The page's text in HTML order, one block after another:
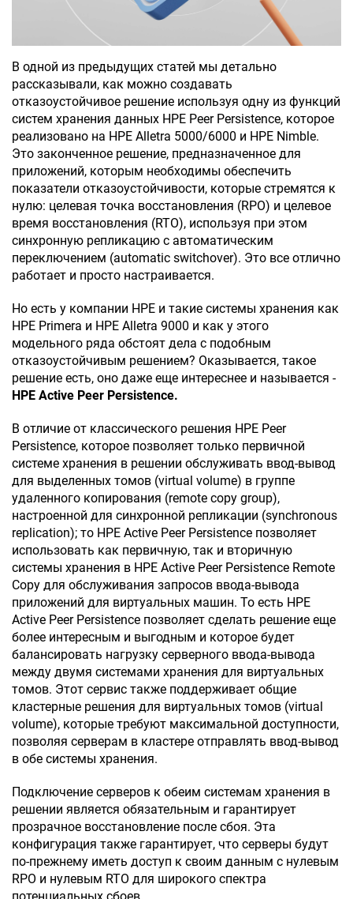
В одной из предыдущих статей мы детально
рассказывали, как можно создавать
отказоустойчивое решение используя одну из функций
систем хранения данных HPE Peer Persistence, которое
реализовано на HPE Alletra 5000/6000 и HPE Nimble.
Это законченное решение, предназначенное для
приложений, которым необходимы обеспечить
показатели отказоустойчивости, которые стремятся к
нулю: целевая точка восстановления (RPO) и целевое
время восстановления (RTO), используя при этом
синхронную репликацию с автоматическим
переключением (automatic switchover). Это все отлично
работает и просто настраивается.
Но есть у компании HPE и такие системы хранения как
HPE Primera и HPE Alletra 9000 и как у этого
модельного ряда обстоят дела с подобным
отказоустойчивым решением? Оказывается, такое
решение есть, оно даже еще интереснее и называется -
HPE Active Peer Persistence.
В отличие от классического решения HPE Peer
Persistence, которое позволяет только первичной
системе хранения в решении обслуживать ввод-вывод
для выделенных томов (virtual volume) в группе
удаленного копирования (remote copy group),
настроенной для синхронной репликации (synchronous
replication); то HPE Active Peer Persistence позволяет
использовать как первичную, так и вторичную
системы хранения в HPE Active Peer Persistence Remote
Copy для обслуживания запросов ввода-вывода
приложений для виртуальных машин. То есть HPE
Active Peer Persistence позволяет сделать решение еще
более интересным и выгодным и которое будет
балансировать нагрузку серверного ввода-вывода
между двумя системами хранения для виртуальных
томов. Этот сервис также поддерживает общие
кластерные решения для виртуальных томов (virtual
volume), которые требуют максимальной доступности,
позволяя серверам в кластере отправлять ввод-вывод
в обе системы хранения.
Подключение серверов к обеим системам хранения в
решении является обязательным и гарантирует
прозрачное восстановление после сбоя. Эта
конфигурация также гарантирует, что серверы будут
по-прежнему иметь доступ к своим данным с нулевым
RPO и нулевым RTO для широкого спектра
потенциальных сбоев.